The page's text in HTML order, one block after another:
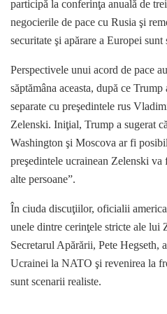
participă la conferinţa anuală de
negocierile de pace cu Rusia şi
securitate şi apărare a Europei
Perspectivele unui acord de pace
săptămâna aceasta, după ce
separate cu preşedintele rus
Zelenski. Iniţial, Trump a sugerat
Washington şi Moscova ar fi
preşedintele ucrainean Zelenski
alte persoane”.
În ciuda discuţiilor, oficialii
unele dintre cerinţele stricte ale lui
Secretarul Apărării, Pete Hegseth,
Ucrainei la NATO şi revenirea la
sunt scenarii realiste.